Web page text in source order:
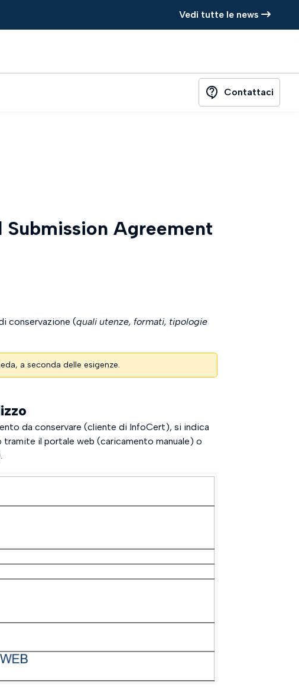
Vedi tutte le news
contact_support Contattaci
Agreement
conservazione (quali utenze, formati, tipologie
a seconda delle esigenze.
da conservare (cliente di InfoCert), si indica
il portale web (caricamento manuale) o